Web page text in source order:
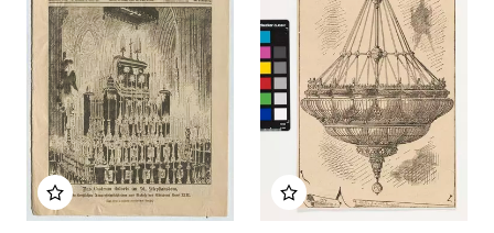
Zu meinem Album hinzufügenZu meinem Album